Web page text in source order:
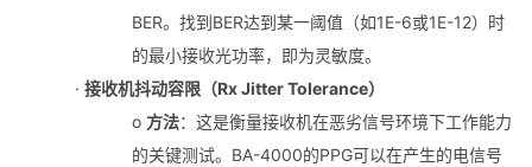
BER。找到BER达到某一阈值（如1E-6或1E-12）时
的最小接收光功率，即为灵敏度。
· 接收机抖动容限（Rx Jitter Tolerance）
o 方法：这是衡量接收机在恶劣信号环境下工作能力
的关键测试。BA-4000的PPG可以在产生的电信号